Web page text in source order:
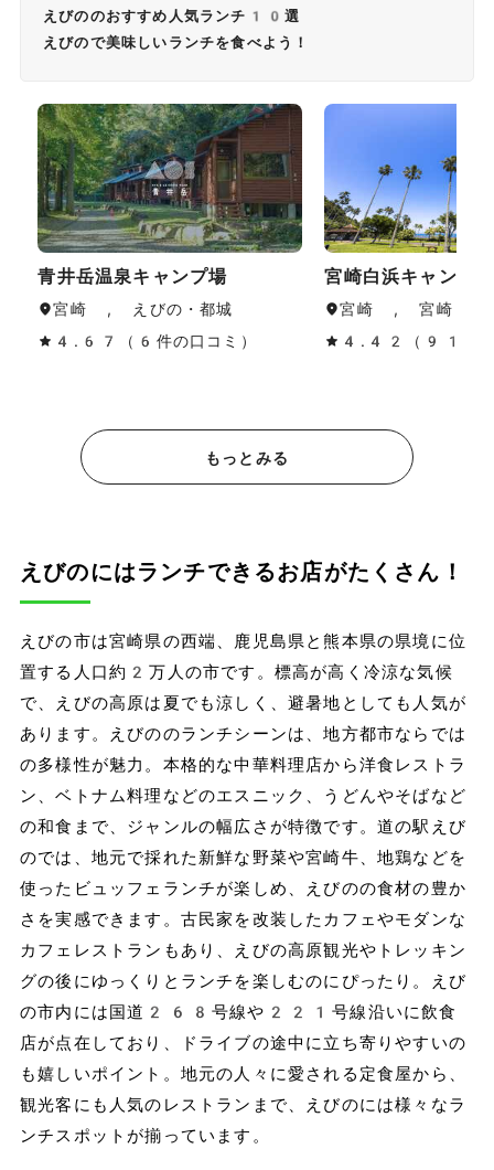
えびののおすすめ人気ランチ10選
えびので美味しいランチを食べよう！
青井岳温泉キャンプ場
宮崎 , えびの・都城
4.67（6件の口コミ）
宮崎白浜キャンプ
宮崎 , 宮崎・青
4.42（91件の
もっとみる
えびのにはランチできるお店がたくさん！
えびの市は宮崎県の西端、鹿児島県と熊本県の県境に位
置する人口約2万人の市です。標高が高く冷涼な気候
で、えびの高原は夏でも涼しく、避暑地としても人気が
あります。えびののランチシーンは、地方都市ならでは
の多様性が魅力。本格的な中華料理店から洋食レストラ
ン、ベトナム料理などのエスニック、うどんやそばなど
の和食まで、ジャンルの幅広さが特徴です。道の駅えび
のでは、地元で採れた新鮮な野菜や宮崎牛、地鶏などを
使ったビュッフェランチが楽しめ、えびのの食材の豊か
さを実感できます。古民家を改装したカフェやモダンな
カフェレストランもあり、えびの高原観光やトレッキン
グの後にゆっくりとランチを楽しむのにぴったり。えび
の市内には国道268号線や221号線沿いに飲食
店が点在しており、ドライブの途中に立ち寄りやすいの
も嬉しいポイント。地元の人々に愛される定食屋から、
観光客にも人気のレストランまで、えびのには様々なラ
ンチスポットが揃っています。